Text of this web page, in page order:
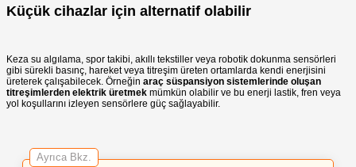
Küçük cihazlar için alternatif olabilir
Keza su algılama, spor takibi, akıllı tekstiller veya robotik dokunma sensörleri
gibi sürekli basınç, hareket veya titreşim üreten ortamlarda kendi enerjisini
üreterek çalışabilecek. Örneğin araç süspansiyon sistemlerinde oluşan
titreşimlerden elektrik üretmek mümkün olabilir ve bu enerji lastik, fren veya
yol koşullarını izleyen sensörlere güç sağlayabilir.
Ayrıca Bkz.